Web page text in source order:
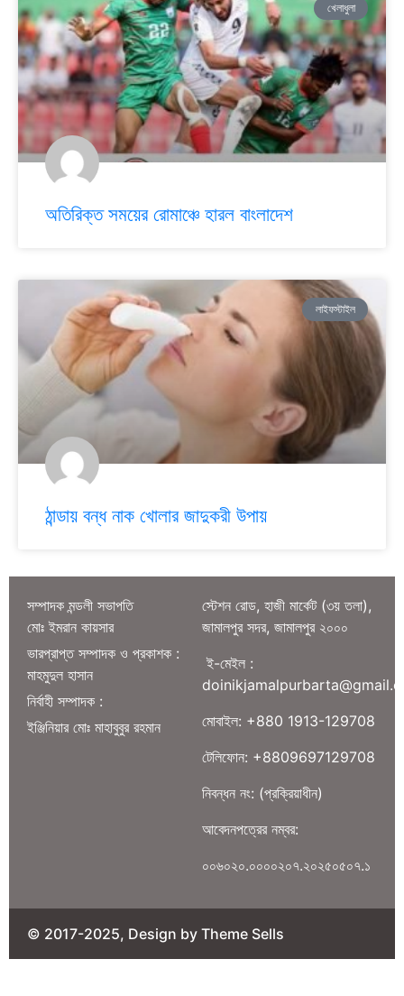
খেলাধুলা
অতিরিক্ত সময়ের রোমাঞ্চে হারল বাংলাদেশ
লাইফস্টাইল
ঠান্ডায় বন্ধ নাক খোলার জাদুকরী উপায়
সম্পাদক মন্ডলী সভাপতি
মোঃ ইমরান কায়সার
ভারপ্রাপ্ত সম্পাদক ও প্রকাশক :
মাহমুদুল হাসান
নির্বাহী সম্পাদক :
ইঞ্জিনিয়ার মোঃ মাহাবুবুর রহমান
স্টেশন রোড, হাজী মার্কেট (৩য় তলা),
জামালপুর সদর, জামালপুর ২০০০
ই-মেইল :
মোবাইল: +880 1913-129708
টেলিফোন: +8809697129708
নিবন্ধন নং: (প্রক্রিয়াধীন)
আবেদনপত্রের নম্বর:
০০৬০২০.০০০০২০৭.২০২৫০৫০৭.১
© 2017-2025, Design by Theme Sells